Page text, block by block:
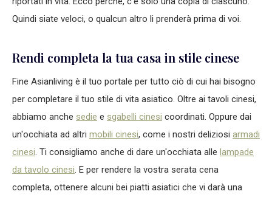
Quindi siate veloci, o qualcun altro li prenderà prima di voi.
Rendi completa la tua casa in stile cinese
Fine Asianliving è il tuo portale per tutto ciò di cui hai bisogno
per completare il tuo stile di vita asiatico. Oltre ai tavoli cinesi,
abbiamo anche sedie e sgabelli cinesi coordinati. Oppure dai
un'occhiata ad altri mobili cinesi, come i nostri deliziosi armadi
cinesi. Ti consigliamo anche di dare un'occhiata alle lampade
da tavolo cinesi. E per rendere la vostra serata cena
completa, ottenere alcuni bei piatti asiatici che vi darà una